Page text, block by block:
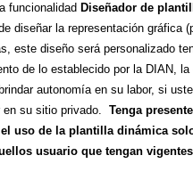
funcionalidad Diseñador de
diseñar la representación gráfica
este diseño será personalizado
de lo establecido por la DIAN, la
autonomía en su labor, si
en su sitio privado.Tenga
uso de la plantilla dinámica
usuario que tengan